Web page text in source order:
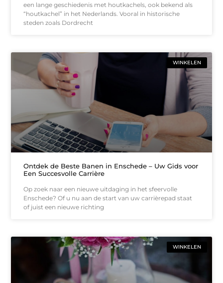
een lange geschiedenis met houtkachels, ook bekend als
“houtkachel” in het Nederlands. Vooral in historische
steden zoals Dordrecht
WINKELEN
Ontdek de Beste Banen in Enschede – Uw Gids voor
Een Succesvolle Carrière
Op zoek naar een nieuwe uitdaging in het sfeervolle
Enschede? Of u nu aan de start van uw carrièrepad staat
of juist een nieuwe richting
WINKELEN